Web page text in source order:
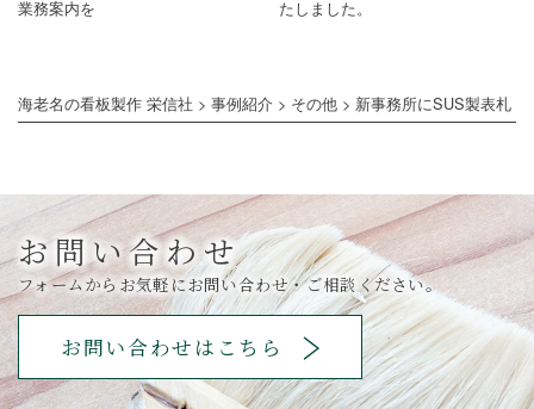
業務案内を
たしました。
海老名の看板製作 栄信社 > 事例紹介 > その他 > 新事務所にSUS製表札
お問い合わせ
フォームからお気軽にお問い合わせ・ご相談ください。
お問い合わせはこちら